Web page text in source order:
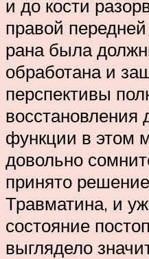
и до кости
правой
рана была
обработана и
перспективы
восстановления
функции в этом
довольно
принято
Травматина, и
состояние
выглядело